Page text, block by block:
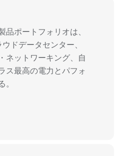
品ポートフォリオは、
ドデータセンター、
ネットワーキング、自
ス最高の電力とパフォ
。